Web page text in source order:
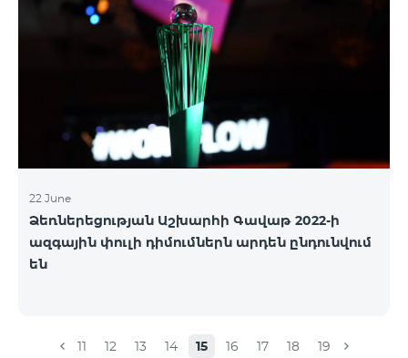
22 June
Ձեռներեցության Աշխարհի Գավաթ 2022-ի
ազգային փուլի դիմումներն արդեն ընդունվում
են
11 12 13 14 15 16 17 18 19